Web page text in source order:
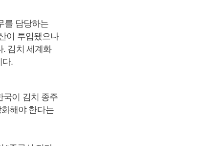
를 담당하는
이 투입됐으나
. 김치 세계화
다.
국이 김치 종주
해야 한다는